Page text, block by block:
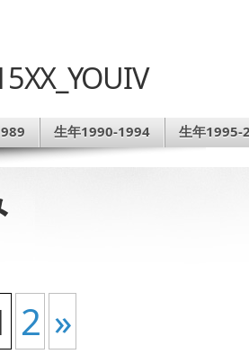
生年1990-1994 生年1995-
2 »